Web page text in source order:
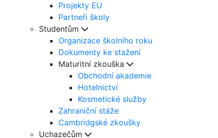
Projekty EU
Partneři školy
Studentům
Organizace školního roku
Dokumenty ke stažení
Maturitní zkouška
Obchodní akademie
Hotelnictví
Kosmetické služby
Zahraniční stáže
Cambridgské zkoušky
Uchazečům